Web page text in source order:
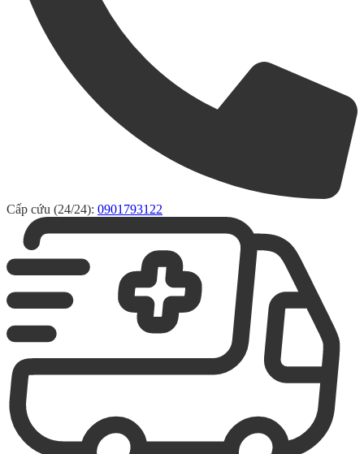
Cấp cứu (24/24): 0901793122